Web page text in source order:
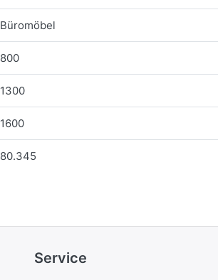
Büromöbel
800
1300
1600
80.345
Service